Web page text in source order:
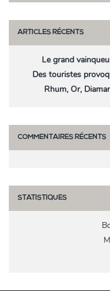
ARTICLES RÉCENTS
Le grand
Des touristes
Rhum, Or,
COMMENTAIRES RÉCENTS
STATISTIQUES